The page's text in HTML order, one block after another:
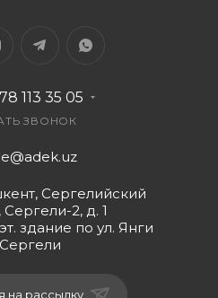
113 35 05
ЗВОНОК
Сергелийский
2, д. 1
здание по ул. Янги
Сергели
на рассылку